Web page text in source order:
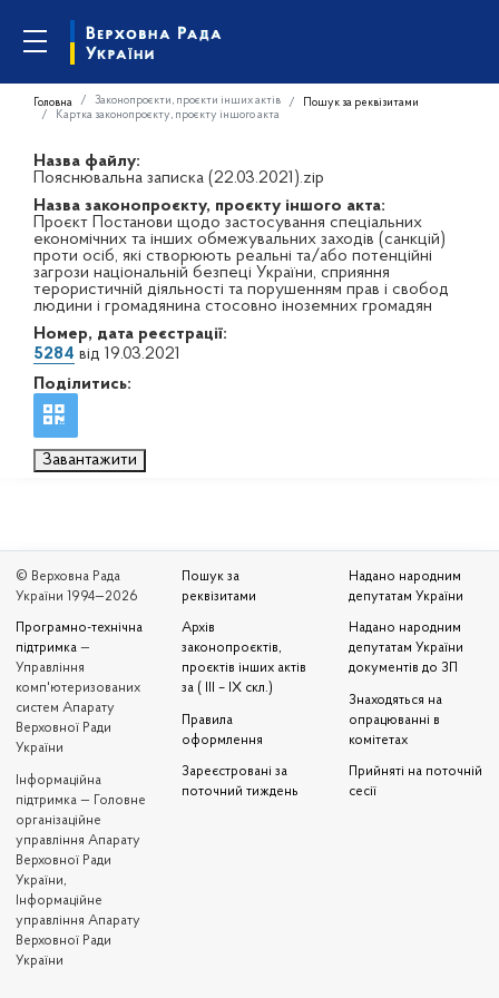
Головна Законопроєкти, проєкти інших актів
Пошук за реквізитами
Картка законопроєкту, проєкту іншого акта
Назва файлу:
Пояснювальна записка (22.03.2021).zip
Назва законопроєкту, проєкту іншого акта:
Проєкт Постанови щодо застосування спеціальних
економічних та інших обмежувальних заходів (санкцій)
проти осіб, які створюють реальні та/або потенційні
загрози національній безпеці України, сприяння
терористичній діяльності та порушенням прав і свобод
людини і громадянина стосовно іноземних громадян
Номер, дата реєстрації:
5284 від 19.03.2021
Поділитись:
Завантажити
© Верховна Рада
України 1994—2026
Програмно-технічна
підтримка —
Управління
комп'ютеризованих
систем Апарату
Верховної Ради
України
Iнформаційна
підтримка — Головне
організаційне
управління Апарату
Верховної Ради
України,
Інформаційне
управління Апарату
Верховної Ради
України
Пошук за
реквізитами
Архів
законопроєктів,
проєктів інших актів
за ( III – IX скл.)
Правила
оформлення
Зареєстровані за
поточний тиждень
Надано народним
депутатам України
Надано народним
депутатам України
документів до ЗП
Знаходяться на
опрацюванні в
комітетах
Прийняті на поточній
сесії